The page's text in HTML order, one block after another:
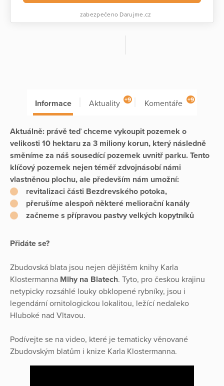
zabezpečeno Darujme.cz
Informace Aktuality +9 Komentáře +9
Aktuálně: právě teď chceme vykoupit pozemek o
velikosti 10 hektaru za 3 miliony korun, který následně
směníme za náš sousedící pozemek uvnitř parku. Tento
klíčový pozemek nejen téměř zdvojnásobí námi
vlastněnou plochu, ale především nám umožní:
revitalizaci části Bezdrevského potoka,
přerušíme alespoň některé meliorační kanály
začneme s přípravou pastvy velkých kopytníků
Přidáte se?
Zbudovská blata jsou nejen dějištěm knihy Karla
Klostermanna Mlhy na Blatech. Tyto, pro českou krajinu
netypicky rozsáhlé louky obklopené rybníky, jsou i
legendární ornitologickou lokalitou, ležící nedaleko
Hluboké nad Vltavou.
Podívejte se na video, které je tematicky věnované
Zbudovským blatům i knize Karla Klostermanna.